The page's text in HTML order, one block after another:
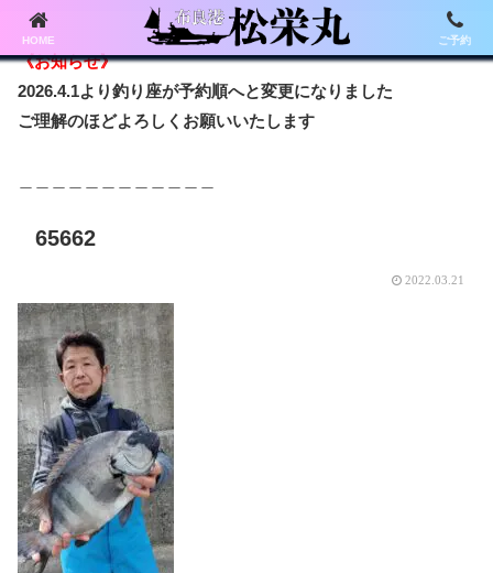
《お知らせ》
2026.4.1より釣り座が予約順へと変更になりました
ご理解のほどよろしくお願いいたします
65662
2022.03.21
HOME ご予約